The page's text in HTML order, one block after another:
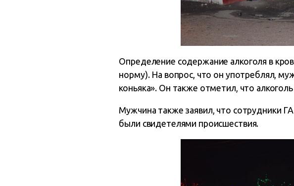
Определение содержание алкоголя в
норму). На вопрос, что он употреблял,
коньяка». Он также отметил, что
Мужчина также заявил, что сотрудники
были свидетелями происшествия.